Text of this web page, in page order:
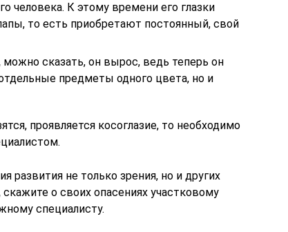
человека. К этому времени его глазки
то есть приобретают постоянный, свой
сказать, он вырос, ведь теперь он
предметы одного цвета, но и
проявляется косоглазие, то необходимо
развития не только зрения, но и других
о своих опасениях участковому
специалисту.